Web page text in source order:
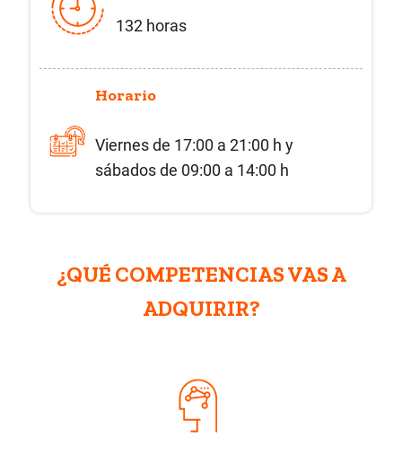
132 horas
Horario
Viernes de 17:00 a 21:00 h y
sábados de 09:00 a 14:00 h
¿QUÉ COMPETENCIAS VAS A
ADQUIRIR?